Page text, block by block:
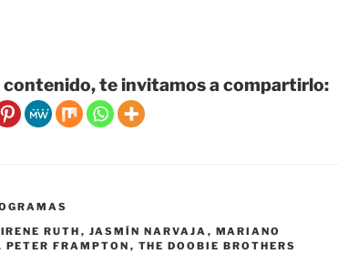
contenido, te invitamos a compartirlo:
IRENE RUTH , JASMÍN NARVAJA , MARIANO
PETER FRAMPTON , THE DOOBIE BROTHERS